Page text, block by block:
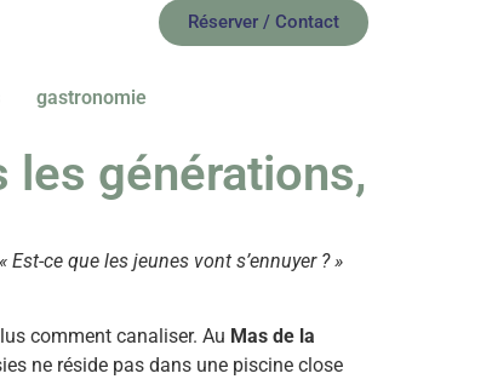
Réserver / Contact
gastronomie
générations,
« Est-ce que les jeunes vont s’ennuyer ? »
comment canaliser. Au Mas de la
ne réside pas dans une piscine close